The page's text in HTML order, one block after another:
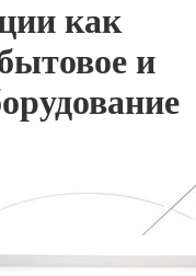
как
и